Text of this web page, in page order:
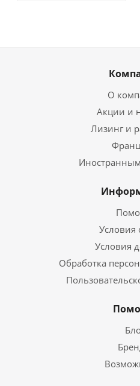
О
Акции и
Лизинг и
Условия
Условия
Обработка